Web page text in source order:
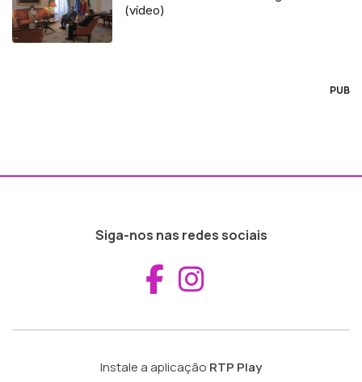
(vídeo)
PUB
Siga-nos nas redes sociais
Aceder ao
Instale a aplicação RTP Play